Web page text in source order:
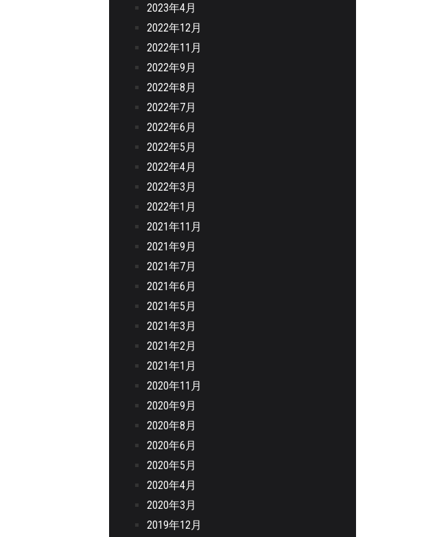
2023年4月
2022年12月
2022年11月
2022年9月
2022年8月
2022年7月
2022年6月
2022年5月
2022年4月
2022年3月
2022年1月
2021年11月
2021年9月
2021年7月
2021年6月
2021年5月
2021年3月
2021年2月
2021年1月
2020年11月
2020年9月
2020年8月
2020年6月
2020年5月
2020年4月
2020年3月
2019年12月